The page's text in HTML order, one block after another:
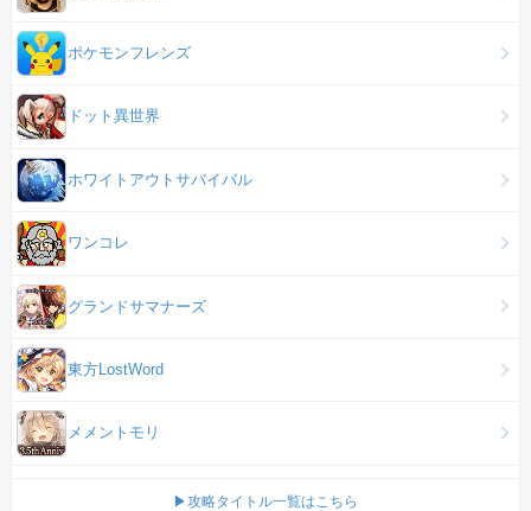
ポケモンフレンズ
ドット異世界
ホワイトアウトサバイバル
ワンコレ
グランドサマナーズ
東方LostWord
メメントモリ
▶攻略タイトル一覧はこちら